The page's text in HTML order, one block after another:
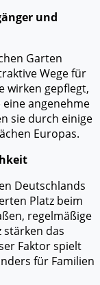
und
Garten
Wege für
wirken gepflegt,
angenehme
sie durch einige
Europas.
Deutschlands
Platz beim
regelmäßige
stärken das
Faktor spielt
für Familien